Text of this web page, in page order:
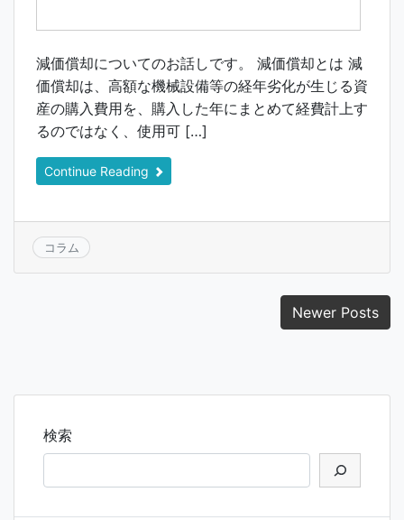
減価償却についてのお話しです。 減価償却とは 減
価償却は、高額な機械設備等の経年劣化が生じる資
産の購入費用を、購入した年にまとめて経費計上す
るのではなく、使用可 […]
Continue Reading
コラム
ビ
ョ
Newer Posts
検索